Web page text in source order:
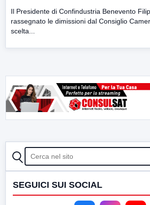
Il Presidente di Confindustria Benevento
rassegnato le dimissioni dal Consiglio
scelta...
CERCA
SEGUICI SUI SOCIAL